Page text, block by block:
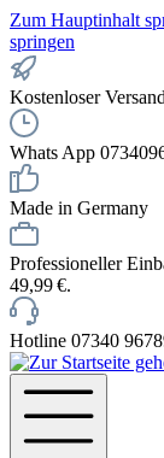
Zum Hauptinhalt
springen
Kostenloser Versand
Whats App
Made in Germany
Professioneller
49,99 €.
Hotline 07340